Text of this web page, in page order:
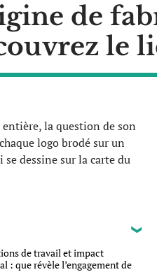
de
le
la question de son
logo brodé sur un
se dessine sur la carte du
de travail et impact
: que révèle l’engagement de